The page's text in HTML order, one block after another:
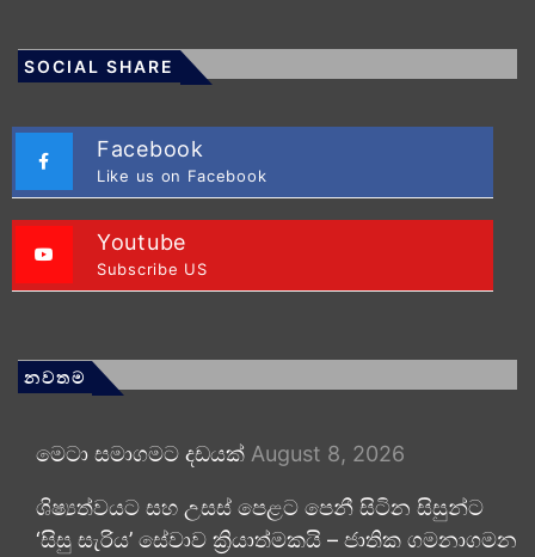
SOCIAL SHARE
Facebook
Like us on Facebook
Youtube
Subscribe US
නවතම
මෙටා සමාගමට දඩයක් August 8, 2026
ශිෂ්‍යත්වයට සහ උසස් පෙළට පෙනී සිටින සිසුන්ට
‘සිසු සැරිය’ සේවාව ක්‍රියාත්මකයි – ජාතික ගමනාගමන